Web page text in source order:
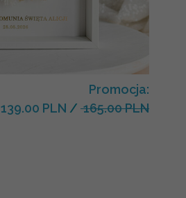
Promocja:
139.00 PLN / 165.00 PLN